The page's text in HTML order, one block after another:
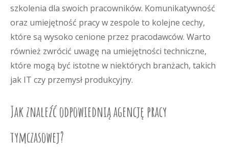
szkolenia dla swoich pracowników. Komunikatywność
oraz umiejętność pracy w zespole to kolejne cechy,
które są wysoko cenione przez pracodawców. Warto
również zwrócić uwagę na umiejętności techniczne,
które mogą być istotne w niektórych branżach, takich
jak IT czy przemysł produkcyjny.
Jak znaleźć odpowiednią agencję pracy
tymczasowej?